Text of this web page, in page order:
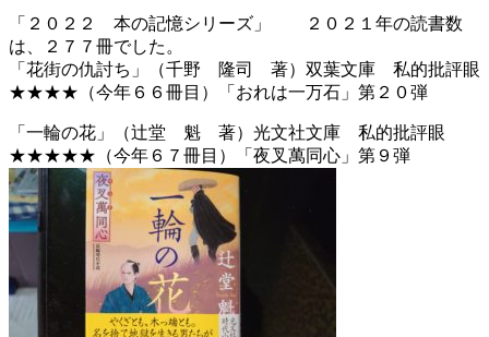
「２０２２ 本の記憶シリーズ」 ２０２１年の読書数
は、２７７冊でした。
「花街の仇討ち」（千野 隆司 著）双葉文庫 私的批評眼
★★★★（今年６６冊目）「おれは一万石」第２０弾
「一輪の花」（辻堂 魁 著）光文社文庫 私的批評眼
★★★★★（今年６７冊目）「夜叉萬同心」第９弾